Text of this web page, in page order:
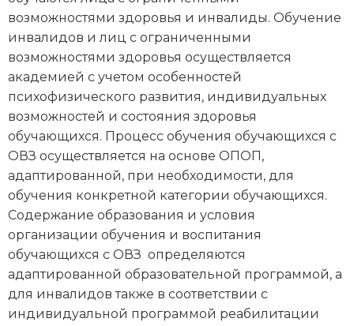
возможностями здоровья и инвалиды. Обучение
инвалидов и лиц с ограниченными
возможностями здоровья осуществляется
академией с учетом особенностей
психофизического развития, индивидуальных
возможностей и состояния здоровья
обучающихся. Процесс обучения обучающихся с
ОВЗ осуществляется на основе ОПОП,
адаптированной, при необходимости, для
обучения конкретной категории обучающихся.
Содержание образования и условия
организации обучения и воспитания
обучающихся с ОВЗ определяются
адаптированной образовательной программой, а
для инвалидов также в соответствии с
индивидуальной программой реабилитации